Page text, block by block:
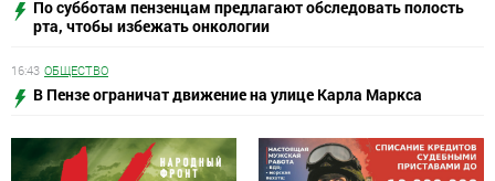
По субботам пензенцам предлагают обследовать полость
рта, чтобы избежать онкологии
16:43 ОБЩЕСТВО
В Пензе ограничат движение на улице Карла Маркса